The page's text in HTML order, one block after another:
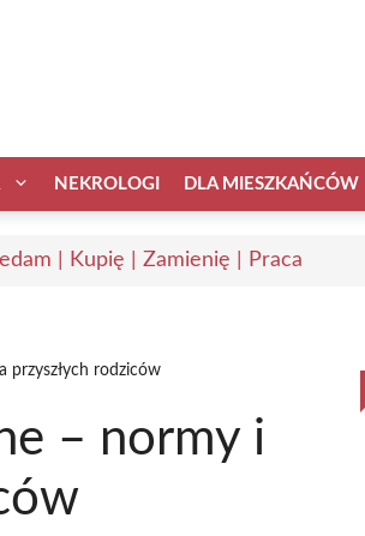
NEKROLOGI DLA MIESZKAŃCÓW
| Kupię | Zamienię | Praca
przyszłych rodziców
– normy i